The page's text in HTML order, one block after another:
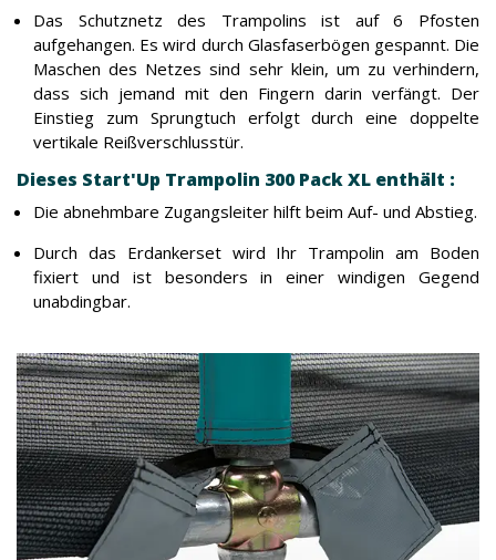
Das Schutznetz des Trampolins ist auf 6 Pfosten
aufgehangen. Es wird durch Glasfaserbögen gespannt. Die
Maschen des Netzes sind sehr klein, um zu verhindern,
dass sich jemand mit den Fingern darin verfängt. Der
Einstieg zum Sprungtuch erfolgt durch eine doppelte
vertikale Reißverschlusstür.
Dieses Start'Up Trampolin 300 Pack XL enthält :
Die abnehmbare Zugangsleiter hilft beim Auf- und Abstieg.
Durch das Erdankerset wird Ihr Trampolin am Boden
fixiert und ist besonders in einer windigen Gegend
unabdingbar.